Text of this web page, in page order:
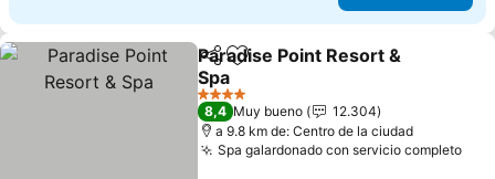
CompartirAgregar a favoritos
Paradise Point Resort &
Spa
4 Estrellas
8,4 Muy bueno
12.304
a 9.8 km de: Centro de la ciudad
Spa galardonado con servicio completo